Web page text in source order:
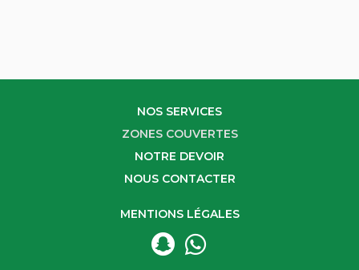
NOS SERVICES
ZONES COUVERTES
NOTRE DEVOIR
NOUS CONTACTER
MENTIONS LÉGALES